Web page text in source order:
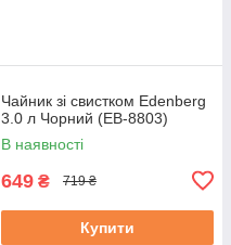
Чайник зі свистком Edenberg
3.0 л Чорний (EB-8803)
В наявності
649 ₴ 719 ₴
Купити